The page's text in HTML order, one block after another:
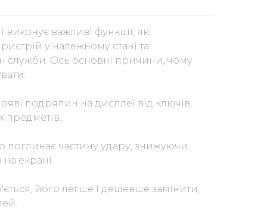
важливі функції, які
у належному стані та
служби. Ось основні причини, чому
подряпин на дисплеї від ключів,
предметів.
поглинає частину удару, знижуючи
екрані.
його легше і дешевше замінити,